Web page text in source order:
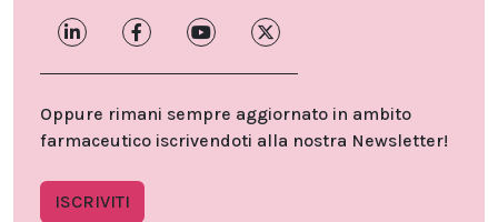
Oppure rimani sempre aggiornato in ambito
farmaceutico iscrivendoti alla nostra Newsletter!
ISCRIVITI